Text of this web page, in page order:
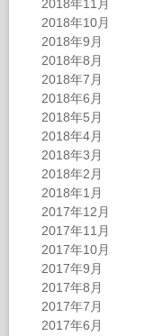
2018年11月
2018年10月
2018年9月
2018年8月
2018年7月
2018年6月
2018年5月
2018年4月
2018年3月
2018年2月
2018年1月
2017年12月
2017年11月
2017年10月
2017年9月
2017年8月
2017年7月
2017年6月